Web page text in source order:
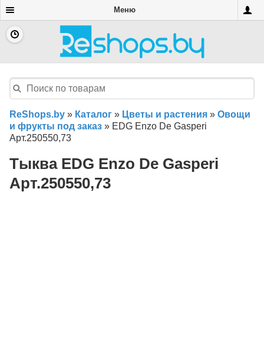
Меню
ReShops.by » Каталог » Цветы и растения » Овощи
и фрукты под заказ » EDG Enzo De Gasperi
Арт.250550,73
Тыква EDG Enzo De Gasperi
Арт.250550,73